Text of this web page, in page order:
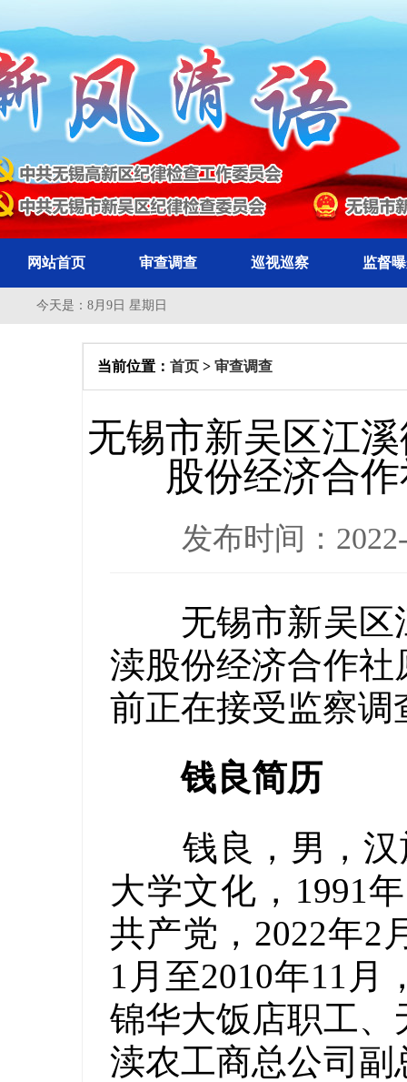
网站首页 审查调查 巡视巡察 监督
今天是： 8月9日 星期日
当前位置： 首页 > 审查调查
无锡市新吴区江
股份经济合
发布时间：
无锡市新吴区
渎股份经济合作
前正在接受监察调
钱良简历
钱良，男，汉
大学文化，1991
共产党，2022年2
1月至2010年11
锦华大饭店职工
渎农工商总公司